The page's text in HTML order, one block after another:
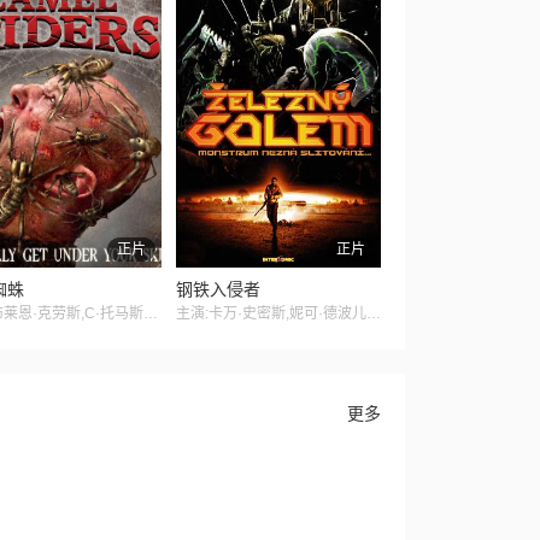
正片
蛛
主演:布莱恩·克劳斯,C·托马斯·豪威尔,GiGi Erneta
正片
钢铁入侵者
主演:卡万·史密斯,妮可·德波儿,克里斯·高瑟
更多